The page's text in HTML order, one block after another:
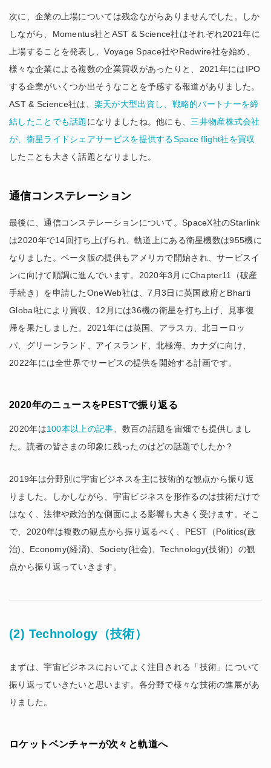
次に、企業の上場については残念ながらありませんでした。しか
しながら、Momentus社とAST & Science社はそれぞれ2021年に
上場することを発表し、Voyage Space社やRedwire社を始め、
様々な企業による複数の企業買収があったりと、2021年にはIPO
する企業がいくつか出そうなことを予感する報道がありました。
AST & Science社は、 楽天が大型出資し、戦略的パートナーを締
結したことでも話題になりましたね。他にも、 三井物産株式会社
が、衛星ライドシェアサービスを提供するSpace flight社を買収
したことも大きく話題となりました。
通信コンステレーション
最後に、通信コンステレーションについて。SpaceX社のStarlink
は2020年で14回打ち上げられ、軌道上にある衛星機数は955機に
なりました。ベータ版の提供もアメリカで開始され、サービスイ
ンに向けて順調に進んでいます。2020年3月にChapter11（破産
手続き）を申請したOneWeb社は、7月3日に英国政府とBharti
Global社により買収、12月には36機の衛星を打ち上げ、見事復
帰を果たしました。2021年には英国、アラスカ、北ヨーロッ
パ、グリーンランド、アイスランド、北極海、カナダに向け、
2022年には全世界でサービスの提供を開始する計画です。
2020年のニュースをPESTで振り返る
2020年は100本以上の記事 、数百の話題を宙畑でも提供しまし
た。読者の皆さまの印象に残ったのはどの話題でしたか？
2019年は分野別に宇宙ビジネスを主に技術的な観点から振り返
りました。しかしながら、宇宙ビジネスを形作るのは技術だけで
はなく、法律や政治的な側面による影響も大きく受けます。そこ
で、2020年は複数の観点から振り返るべく、PEST（Politics(政
治)、Economy(経済)、Society(社会)、Technology(技術)）の観
点から振り返っていきます。
(2) Technology（技術）
まずは、宇宙ビジネスにおいてよく注目される「技術」について
振り返っていきたいと思います。各分野で様々な技術の進展があ
りました。
ロケットベンチャーが次々と軌道へ